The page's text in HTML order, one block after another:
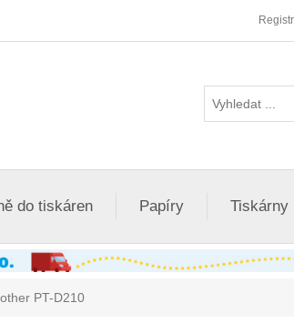
do tiskáren Papíry Tiskárny
PT-D210